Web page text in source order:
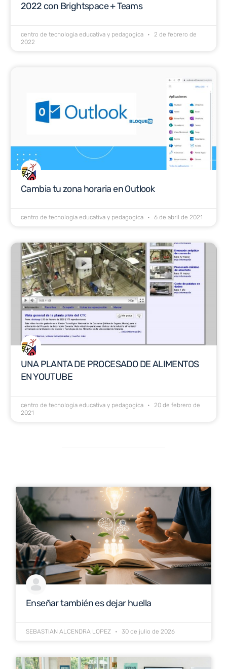
2022 con Brightspace + Teams
centro de tecnologia educativa y pedagogica
2 de febrero de
2022
Cambia tu zona horaria en Outlook
centro de tecnologia educativa y pedagogica 6 de abril de 2021
UNA PLANTA DE PROCESADO DE ALIMENTOS
EN YOUTUBE
centro de tecnologia educativa y pedagogica
20 de febrero de
2021
Enseñar también es dejar huella
SEBASTIAN ALCENDRA LOPEZ 30 de julio de 2026